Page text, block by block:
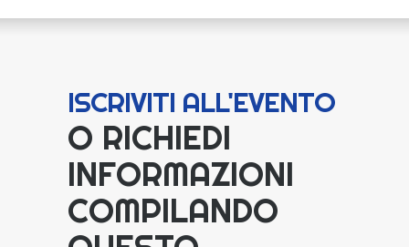
ISCRIVITI ALL'EVENTO
O RICHIEDI
INFORMAZIONI
COMPILANDO